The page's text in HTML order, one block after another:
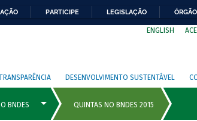
PARTICIPE LEGISLAÇÃO
ENGLISH
DESENVOLVIMENTO SUSTENTÁVEL